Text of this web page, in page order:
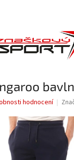
hodnocení